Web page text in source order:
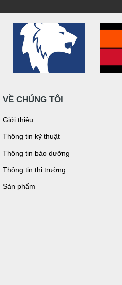
VỀ CHÚNG TÔI
Giới thiệu
Thông tin kỹ thuật
Thông tin bảo dưỡng
Thông tin thị trường
Sản phẩm